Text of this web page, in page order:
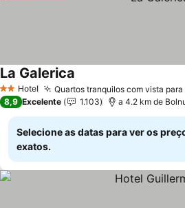
2 Estrelas
Hotel Quartos tranquilos com vista
La Galerica
8,9 Excelente 1.103 a 4.2 km de
Selecione as datas para ver os
exatos.